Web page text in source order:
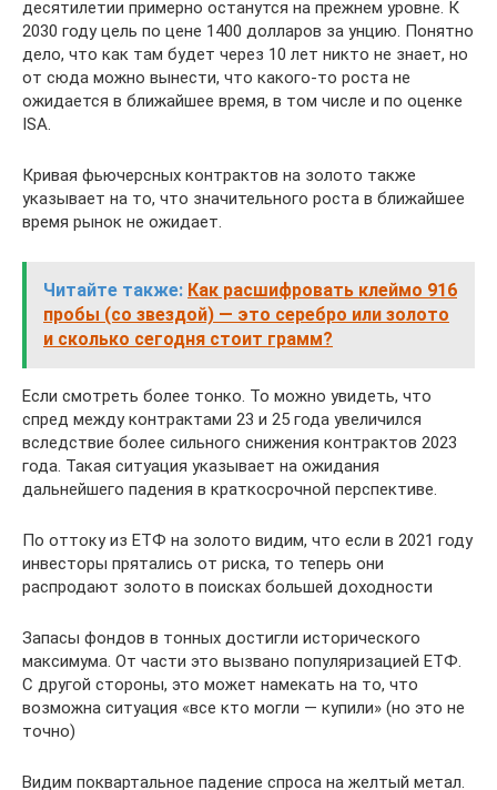
десятилетии примерно останутся на прежнем уровне. К
2030 году цель по цене 1400 долларов за унцию. Понятно
дело, что как там будет через 10 лет никто не знает, но
от сюда можно вынести, что какого-то роста не
ожидается в ближайшее время, в том числе и по оценке
ISA.
Кривая фьючерсных контрактов на золото также
указывает на то, что значительного роста в ближайшее
время рынок не ожидает.
Читайте также: Как расшифровать клеймо 916
пробы (со звездой) — это серебро или золото
и сколько сегодня стоит грамм?
Если смотреть более тонко. То можно увидеть, что
спред между контрактами 23 и 25 года увеличился
вследствие более сильного снижения контрактов 2023
года. Такая ситуация указывает на ожидания
дальнейшего падения в краткосрочной перспективе.
По оттоку из ЕТФ на золото видим, что если в 2021 году
инвесторы прятались от риска, то теперь они
распродают золото в поисках большей доходности
Запасы фондов в тонных достигли исторического
максимума. От части это вызвано популяризацией ЕТФ.
С другой стороны, это может намекать на то, что
возможна ситуация «все кто могли — купили» (но это не
точно)
Видим поквартальное падение спроса на желтый метал.